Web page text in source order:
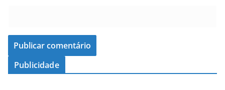
Publicidade